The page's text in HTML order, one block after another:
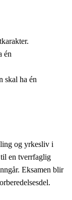
én
skal ha én
og yrkesliv i
en tverrfaglig
Eksamen blir